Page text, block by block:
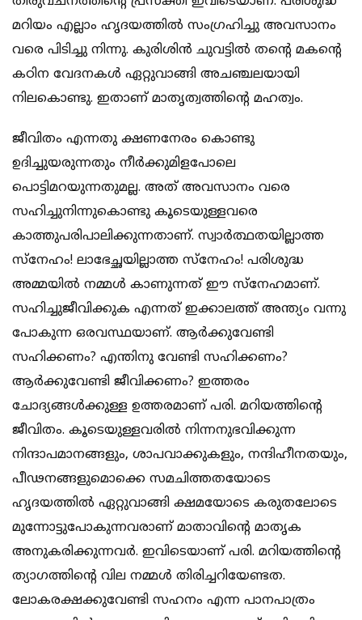
മറിയം എല്ലാം ഹൃദയത്തില്‍ സംഗ്രഹിച്ചു അവസാനം
വരെ പിടിച്ചു നിന്നു. കുരിശിന്‍ ചുവട്ടില്‍ തന്റെ മകന്റെ
കഠിന വേദനകള്‍ ഏറ്റുവാങ്ങി അചഞ്ചലയായി
നിലകൊണ്ടു. ഇതാണ് മാതൃത്വത്തിന്റെ മഹത്വം.
ജീവിതം എന്നതു ക്ഷണനേരം കൊണ്ടു
ഉദിച്ചുയരുന്നതും നീര്‍ക്കുമിളപോലെ
പൊട്ടിമറയുന്നതുമല്ല. അത് അവസാനം വരെ
സഹിച്ചുനിന്നുകൊണ്ടു കൂടെയുള്ളവരെ
കാത്തുപരിപാലിക്കുന്നതാണ്. സ്വാര്‍ത്ഥതയില്ലാത്ത
സ്‌നേഹം! ലാഭേച്ഛയില്ലാത്ത സ്‌നേഹം! പരിശുദ്ധ
അമ്മയില്‍ നമ്മള്‍ കാണുന്നത് ഈ സ്‌നേഹമാണ്.
സഹിച്ചുജീവിക്കുക എന്നത് ഇക്കാലത്ത് അന്ത്യം വന്നു
പോകുന്ന ഒരവസ്ഥയാണ്. ആര്‍ക്കുവേണ്ടി
സഹിക്കണം? എന്തിനു വേണ്ടി സഹിക്കണം?
ആര്‍ക്കുവേണ്ടി ജീവിക്കണം? ഇത്തരം
ചോദ്യങ്ങള്‍ക്കുള്ള ഉത്തരമാണ് പരി. മറിയത്തിന്റെ
ജീവിതം. കൂടെയുള്ളവരില്‍ നിന്നനുഭവിക്കുന്ന
നിന്ദാപമാനങ്ങളും, ശാപവാക്കുകളും, നന്ദിഹീനതയും,
പീഢനങ്ങളുമൊക്കെ സമചിത്തതയോടെ
ഹൃദയത്തില്‍ ഏറ്റുവാങ്ങി ക്ഷമയോടെ കരുതലോടെ
മുന്നോട്ടുപോകുന്നവരാണ് മാതാവിന്റെ മാതൃക
അനുകരിക്കുന്നവര്‍. ഇവിടെയാണ് പരി. മറിയത്തിന്റെ
ത്യാഗത്തിന്റെ വില നമ്മള്‍ തിരിച്ചറിയേണ്ടത.
ലോകരക്ഷക്കുവേണ്ടി സഹനം എന്ന പാനപാത്രം